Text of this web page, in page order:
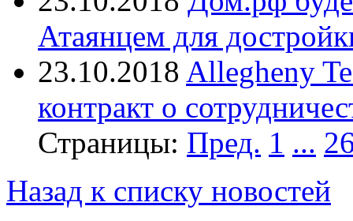
Атаянцем для
23.10.2018 Allegheny
контракт о
Страницы: Пред. 1 ...
Назад к списку новостей